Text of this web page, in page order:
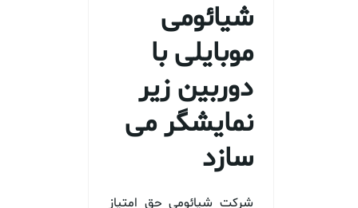
شیائومی
موبایلی با
دوربین زیر
نمایشگر می
سازد
شرکت شیائومی حق امتیاز